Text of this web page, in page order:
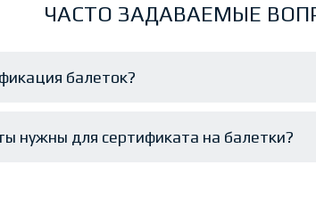
ЧАСТО ЗАДАВАЕМЫЕ
балеток?
нужны для сертификата на балетки?